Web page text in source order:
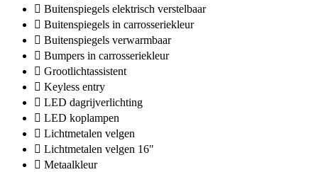
Buitenspiegels elektrisch verstelbaar
Buitenspiegels in carrosseriekleur
Buitenspiegels verwarmbaar
Bumpers in carrosseriekleur
Grootlichtassistent
Keyless entry
LED dagrijverlichting
LED koplampen
Lichtmetalen velgen
Lichtmetalen velgen 16"
Metaalkleur